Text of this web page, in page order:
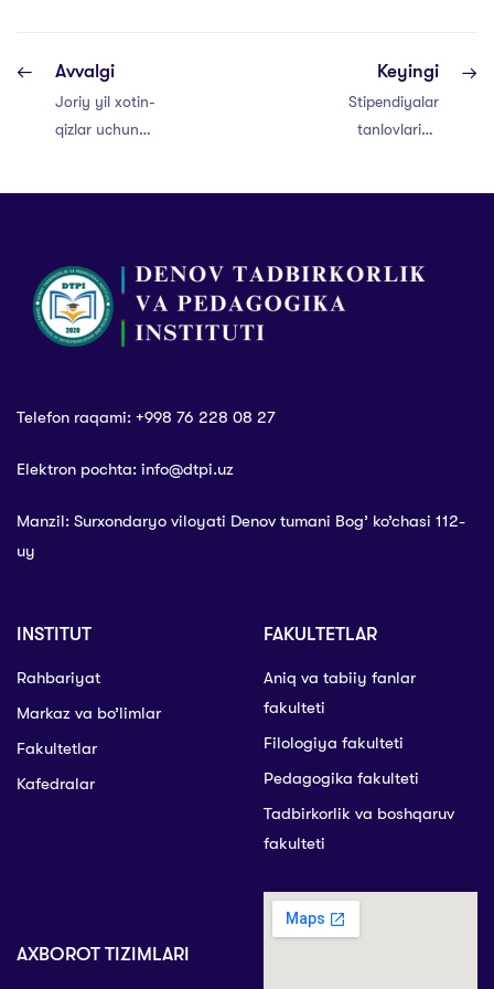
Avvalgi
Joriy yil xotin-
qizlar uchun
ta davlat granti
ajratildi (o‘tgan yili
2000 ta edi)
Keyingi
Stipendiyalar
tanlovlariga
Telefon raqami: +998 76 228 08 27
Elektron pochta: info@dtpi.uz
Manzil: Surxondaryo viloyati Denov tumani Bog’ ko’chasi 112-
uy
INSTITUT
Rahbariyat
Markaz va bo’limlar
Fakultetlar
Kafedralar
FAKULTETLAR
Aniq va tabiiy fanlar
fakulteti
Filologiya fakulteti
Pedagogika fakulteti
Tadbirkorlik va boshqaruv
fakulteti
AXBOROT TIZIMLARI